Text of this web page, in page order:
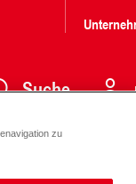
Suche
zu